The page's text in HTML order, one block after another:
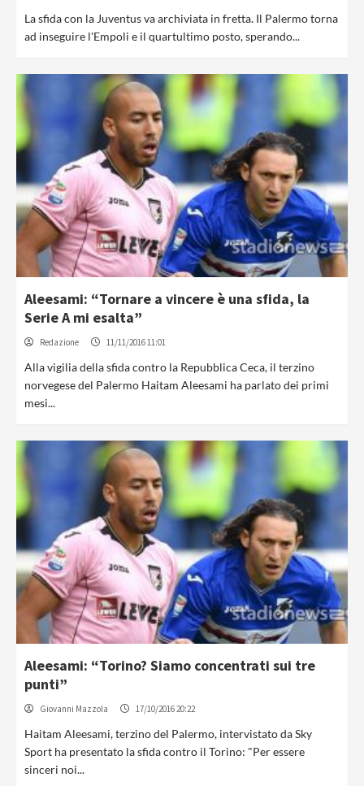
La sfida con la Juventus va archiviata in fretta. Il Palermo torna
ad inseguire l'Empoli e il quartultimo posto, sperando...
Aleesami: “Tornare a vincere è una sfida, la
Serie A mi esalta”
Redazione 11/11/2016 11:01
Alla vigilia della sfida contro la Repubblica Ceca, il terzino
norvegese del Palermo Haitam Aleesami ha parlato dei primi
mesi...
Aleesami: “Torino? Siamo concentrati sui tre
punti”
Giovanni Mazzola 17/10/2016 20:22
Haitam Aleesami, terzino del Palermo, intervistato da Sky
Sport ha presentato la sfida contro il Torino: "Per essere
sinceri noi...